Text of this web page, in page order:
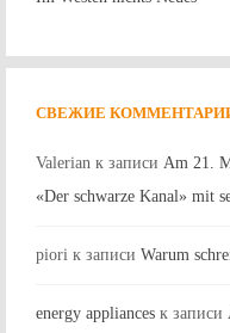
СВЕЖИЕ
Valerian к записи Am 21.
«Der schwarze Kanal» mit
piori к записи Warum
energy appliances к записи